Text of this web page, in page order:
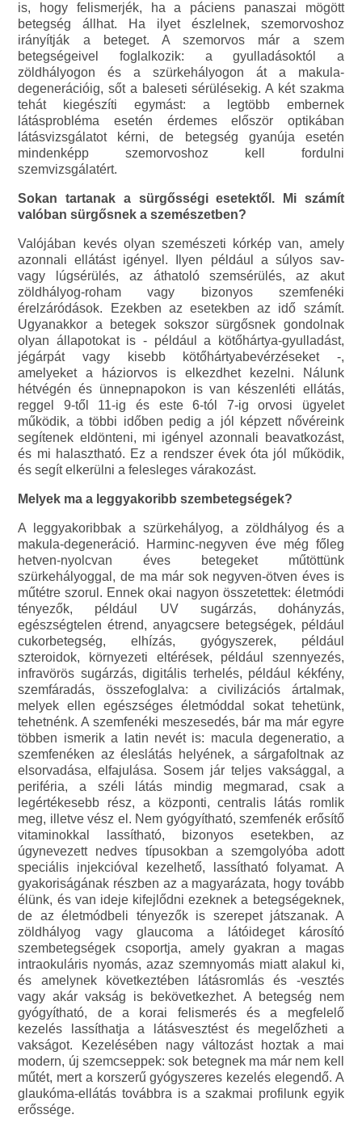
is, hogy felismerjék, ha a páciens panaszai mögött
betegség állhat. Ha ilyet észlelnek, szemorvoshoz
irányítják a beteget. A szemorvos már a szem
betegségeivel foglalkozik: a gyulladásoktól a
zöldhályogon és a szürkehályogon át a makula-
degenerációig, sőt a baleseti sérülésekig. A két szakma
tehát kiegészíti egymást: a legtöbb embernek
látásprobléma esetén érdemes először optikában
látásvizsgálatot kérni, de betegség gyanúja esetén
mindenképp szemorvoshoz kell fordulni
szemvizsgálatért.
Sokan tartanak a sürgősségi esetektől. Mi számít
valóban sürgősnek a szemészetben?
Valójában kevés olyan szemészeti kórkép van, amely
azonnali ellátást igényel. Ilyen például a súlyos sav-
vagy lúgsérülés, az áthatoló szemsérülés, az akut
zöldhályog-roham vagy bizonyos szemfenéki
érelzáródások. Ezekben az esetekben az idő számít.
Ugyanakkor a betegek sokszor sürgősnek gondolnak
olyan állapotokat is - például a kötőhártya-gyulladást,
jégárpát vagy kisebb kötőhártyabevérzéseket -,
amelyeket a háziorvos is elkezdhet kezelni. Nálunk
hétvégén és ünnepnapokon is van készenléti ellátás,
reggel 9-től 11-ig és este 6-tól 7-ig orvosi ügyelet
működik, a többi időben pedig a jól képzett nővéreink
segítenek eldönteni, mi igényel azonnali beavatkozást,
és mi halasztható. Ez a rendszer évek óta jól működik,
és segít elkerülni a felesleges várakozást.
Melyek ma a leggyakoribb szembetegségek?
A leggyakoribbak a szürkehályog, a zöldhályog és a
makula-degeneráció. Harminc-negyven éve még főleg
hetven-nyolcvan éves betegeket műtöttünk
szürkehályoggal, de ma már sok negyven-ötven éves is
műtétre szorul. Ennek okai nagyon összetettek: életmódi
tényezők, például UV sugárzás, dohányzás,
egészségtelen étrend, anyagcsere betegségek, például
cukorbetegség, elhízás, gyógyszerek, például
szteroidok, környezeti eltérések, például szennyezés,
infravörös sugárzás, digitális terhelés, például kékfény,
szemfáradás, összefoglalva: a civilizációs ártalmak,
melyek ellen egészséges életmóddal sokat tehetünk,
tehetnénk. A szemfenéki meszesedés, bár ma már egyre
többen ismerik a latin nevét is: macula degeneratio, a
szemfenéken az éleslátás helyének, a sárgafoltnak az
elsorvadása, elfajulása. Sosem jár teljes vaksággal, a
periféria, a széli látás mindig megmarad, csak a
legértékesebb rész, a központi, centralis látás romlik
meg, illetve vész el. Nem gyógyítható, szemfenék erősítő
vitaminokkal lassítható, bizonyos esetekben, az
úgynevezett nedves típusokban a szemgolyóba adott
speciális injekcióval kezelhető, lassítható folyamat. A
gyakoriságának részben az a magyarázata, hogy tovább
élünk, és van ideje kifejlődni ezeknek a betegségeknek,
de az életmódbeli tényezők is szerepet játszanak. A
zöldhályog vagy glaucoma a látóideget károsító
szembetegségek csoportja, amely gyakran a magas
intraokuláris nyomás, azaz szemnyomás miatt alakul ki,
és amelynek következtében látásromlás és -vesztés
vagy akár vakság is bekövetkezhet. A betegség nem
gyógyítható, de a korai felismerés és a megfelelő
kezelés lassíthatja a látásvesztést és megelőzheti a
vakságot. Kezelésében nagy változást hoztak a mai
modern, új szemcseppek: sok betegnek ma már nem kell
műtét, mert a korszerű gyógyszeres kezelés elegendő. A
glaukóma-ellátás továbbra is a szakmai profilunk egyik
erőssége.